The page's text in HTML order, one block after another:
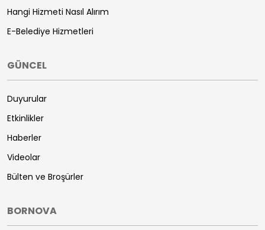
Hangi Hizmeti Nasıl Alırım
E-Belediye Hizmetleri
GÜNCEL
Duyurular
Etkinlikler
Haberler
Videolar
Bülten ve Broşürler
BORNOVA